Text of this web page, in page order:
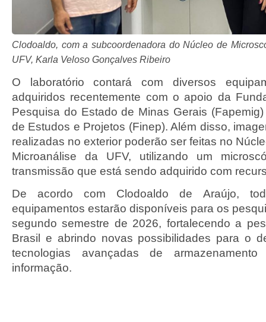
Clodoaldo, com a subcoordenadora do Núcleo de
UFV, Karla Veloso Gonçalves Ribeiro
O laboratório contará com diversos
adquiridos recentemente com o apoio da
Pesquisa do Estado de Minas Gerais
de Estudos e Projetos (Finep). Além disso,
realizadas no exterior poderão ser feitas no
Microanálise da UFV, utilizando um
transmissão que está sendo adquirido com
De acordo com Clodoaldo de Araújo,
equipamentos estarão disponíveis para os
segundo semestre de 2026, fortalecendo a
Brasil e abrindo novas possibilidades para o
tecnologias avançadas de
informação.